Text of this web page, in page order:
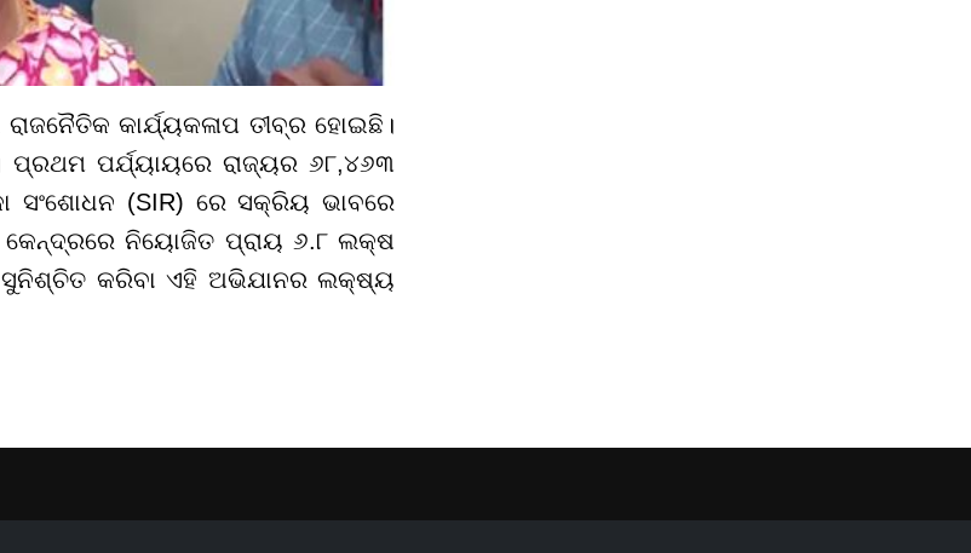
କାର୍ଯ୍ୟକଳାପ ତୀବ୍ର ହୋଇଛି।
ପର୍ଯ୍ୟାୟରେ ରାଜ୍ୟର ୬୮,୪୬୩
(SIR) ରେ ସକ୍ରିୟ ଭାବରେ
କେନ୍ଦ୍ରରେ ନିୟୋଜିତ ପ୍ରାୟ ୬.୮ ଲକ୍ଷ
କରିବା ଏହି ଅଭିଯାନର ଲକ୍ଷ୍ୟ